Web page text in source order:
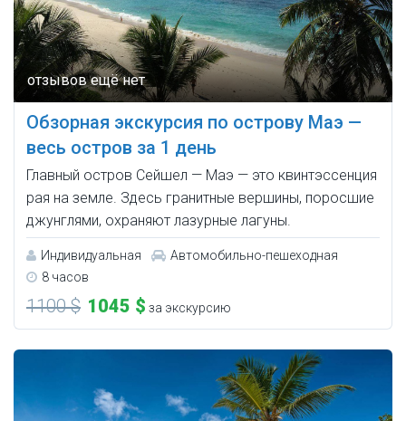
Обзорная экскурсия по острову Маэ —
весь остров за 1 день
Главный остров Сейшел — Маэ — это квинтэссенция
рая на земле. Здесь гранитные вершины, поросшие
джунглями, охраняют лазурные лагуны.
Индивидуальная
Автомобильно-пешеходная
8 часов
1100 $ 1045 $ за экскурсию